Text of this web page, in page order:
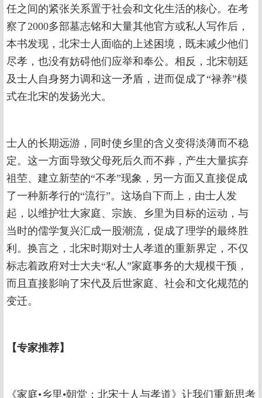
任之间的紧张关系置于社会和文化生活的核心。在考
察了2000多部墓志铭和大量其他官方或私人写作后，
本书发现，北宋士人面临的上述困境，既未减少他们
尽孝，也没有妨碍他们应举和奉公。相反，北宋朝廷
及士人自身努力调和这一矛盾，进而促成了“禄养”模
式在北宋的发扬光大。
士人的长期远游，同时使乡里的含义变得淡薄而不稳
定。这一方面导致父母死后久而不葬，产生大量摈弃
祖茔、建立新茔的“不孝”现象，另一方面又直接促成
了一种新孝行的“流行”。这场自下而上，由士人发
起，以维护壮大家庭、宗族、乡里为目标的运动，与
当时的儒学复兴汇成一股潮流，促成了理学的最终胜
利。换言之，北宋时期对士人孝道的重新界定，不仅
标志着政府对士大夫“私人”家庭事务的大规模干预，
而且直接影响了宋代及后世家庭、社会和文化规范的
变迁。
【专家推荐】
《家庭•乡里•朝堂：北宋士人与孝道》让我们重新思考